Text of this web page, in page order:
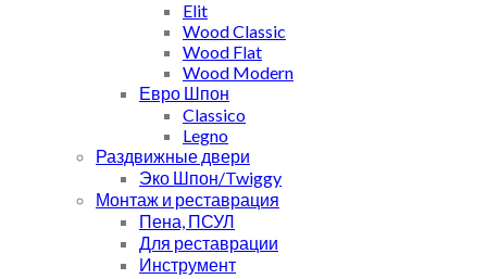
Elit
Wood Classic
Wood Flat
Wood Modern
Евро Шпон
Classico
Legno
Раздвижные двери
Эко Шпон/Twiggy
Монтаж и реставрация
Пена, ПСУЛ
Для реставрации
Инструмент